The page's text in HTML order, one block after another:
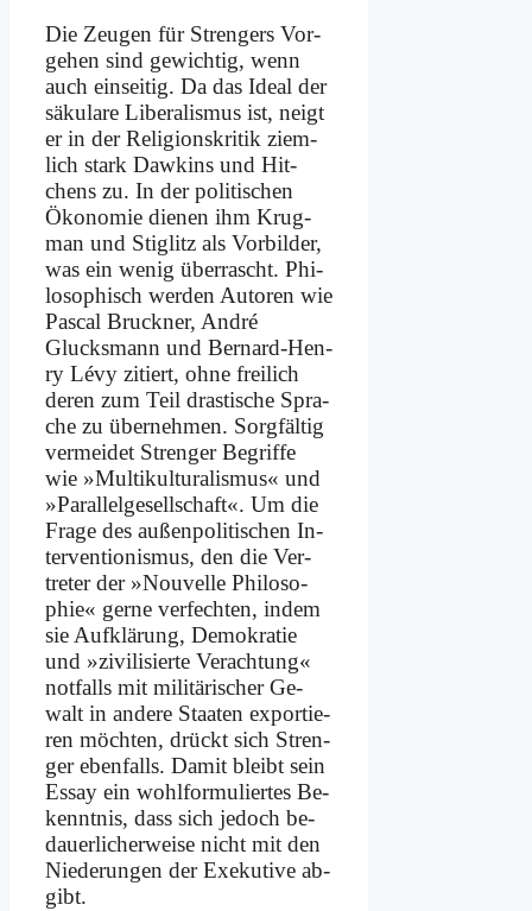
Die Zeu­gen für Stren­gers Vor­
ge­hen sind ge­wich­tig, wenn
auch ein­sei­tig. Da das Ide­al der
sä­ku­la­re Li­be­ra­lis­mus ist, neigt
er in der Re­li­gi­ons­kri­tik ziem­
lich stark Daw­kins und Hit­
chens zu. In der po­li­ti­schen
Öko­no­mie die­nen ihm Krug­
man und Stig­litz als Vor­bil­der,
was ein we­nig über­rascht. Phi­
lo­so­phisch wer­den Au­toren wie
Pas­cal Bruck­ner, An­dré
Glucks­mann und Ber­nard-Hen­
ry Lé­vy zi­tiert, oh­ne frei­lich
de­ren zum Teil dra­sti­sche Spra­
che zu über­neh­men. Sorg­fäl­tig
ver­mei­det Stren­ger Be­grif­fe
wie »Mul­ti­kul­tu­ra­lis­mus« und
»Par­al­lel­ge­sell­schaft«. Um die
Fra­ge des au­ßen­po­li­ti­schen In­
ter­ven­tio­nis­mus, den die Ver­
tre­ter der »Nou­vel­le Phi­lo­so­
phie« ger­ne ver­fech­ten, in­dem
sie Auf­klä­rung, De­mo­kra­tie
und »zi­vi­li­sier­te Ver­ach­tung«
not­falls mit mi­li­tä­ri­scher Ge­
walt in an­de­re Staa­ten ex­por­tie­
ren möch­ten, drückt sich Stren­
ger eben­falls. Da­mit bleibt sein
Es­say ein wohl­for­mu­lier­tes Be­
kennt­nis, dass sich je­doch be­
dau­er­li­cher­wei­se nicht mit den
Nie­de­run­gen der Exe­ku­ti­ve ab­
gibt.